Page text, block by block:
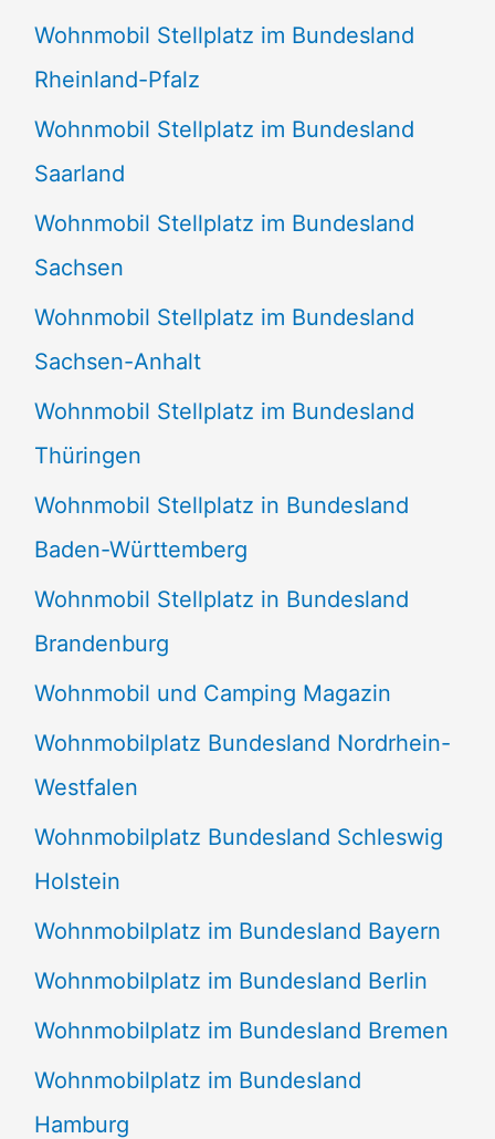
Wohnmobil Stellplatz im Bundesland
Rheinland-Pfalz
Wohnmobil Stellplatz im Bundesland
Saarland
Wohnmobil Stellplatz im Bundesland
Sachsen
Wohnmobil Stellplatz im Bundesland
Sachsen-Anhalt
Wohnmobil Stellplatz im Bundesland
Thüringen
Wohnmobil Stellplatz in Bundesland
Baden-Württemberg
Wohnmobil Stellplatz in Bundesland
Brandenburg
Wohnmobil und Camping Magazin
Wohnmobilplatz Bundesland Nordrhein-
Westfalen
Wohnmobilplatz Bundesland Schleswig
Holstein
Wohnmobilplatz im Bundesland Bayern
Wohnmobilplatz im Bundesland Berlin
Wohnmobilplatz im Bundesland Bremen
Wohnmobilplatz im Bundesland
Hamburg